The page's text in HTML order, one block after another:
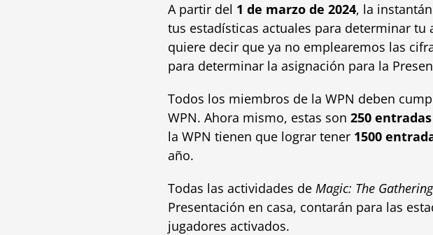
A partir del 1 de marzo de 2024, la
tus estadísticas actuales para determinar
quiere decir que ya no emplearemos las
para determinar la asignación para la
Todos los miembros de la WPN deben
WPN. Ahora mismo, estas son 250 entradas
la WPN tienen que lograr tener 1500
año.
Todas las actividades de Magic: The Gathering
Presentación en casa, contarán para las
jugadores activados.